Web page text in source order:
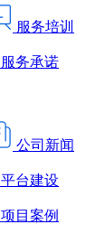
服务培训
服务承诺
公司新闻
平台建设
项目案例